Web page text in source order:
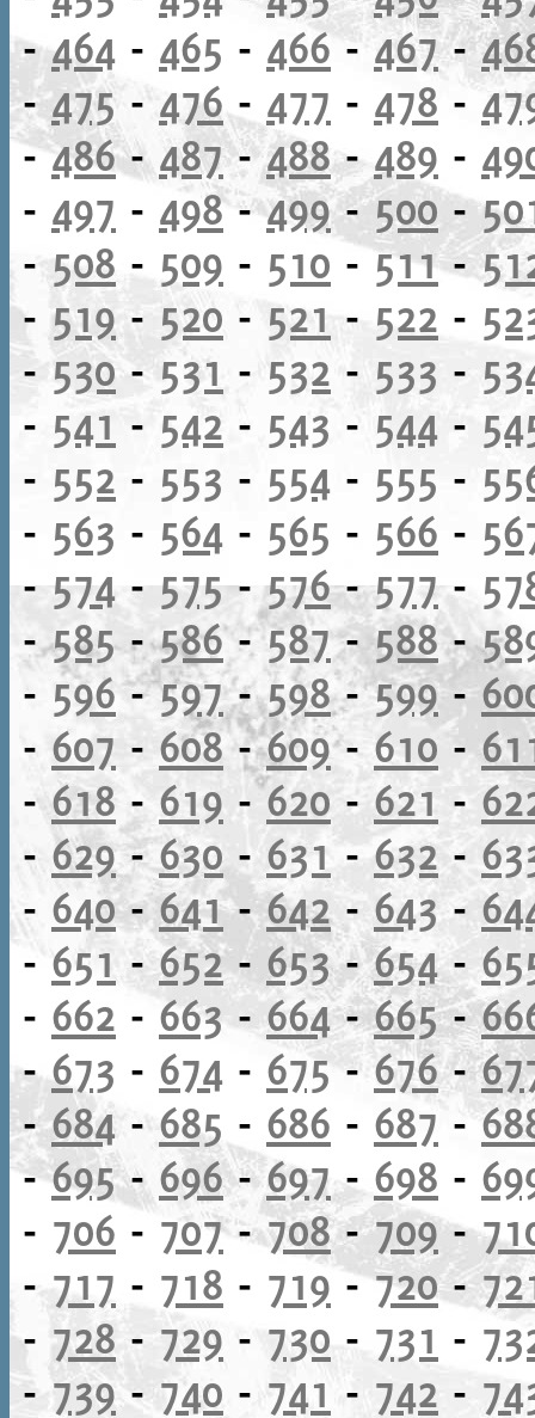
-464 - 465 - 466- 467-
-475-476- 477 - 478 -
-486-487-488-489 -
- 497 - 498-499-500-
-508 - 509 - 510 -511-
- 519 -520 - 521- 522 -
- 530-531 - 532 - 533 -
- 541 - 542 - 543 - 544 -
- 552 - 553 - 554 - 555 -
- 563 - 564 - 565 - 566 -
-574 -575-576-577-
-585-586-587-588-
- 596-597-598-599-
- 607 - 608-609- 610 -
- 618 -619 -620 - 621 -
- 629-630 -631-632 -
- 640-641-642- 643 -
- 651 -652- 653-654-
- 662 - 663-664-665-
-673 - 674 - 675-676-
-684-685 - 686 - 687 -
-695- 696-697- 698 -
- 706 - 707-708-709-
-717 - 718 - 719-720-
- 728 -729 - 730 - 731 -
-739-740 - 741 - 742 -